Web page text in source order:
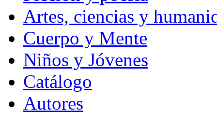
Artes, ciencias y
Cuerpo y Mente
Niños y Jóvenes
Catálogo
Autores